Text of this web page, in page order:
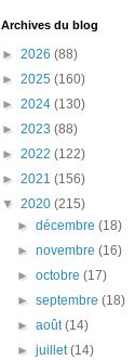
Archives du blog
► 2026 (88)
► 2025 (160)
► 2024 (130)
► 2023 (88)
► 2022 (122)
► 2021 (156)
▼ 2020 (215)
►décembre(18)
►novembre(16)
►octobre(17)
►septembre(18)
►août(14)
►juillet(14)